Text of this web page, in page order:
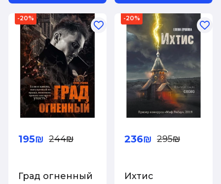
-20%
Град огненный
195₪ 244₪
-20%
Ихтис
236₪ 295₪